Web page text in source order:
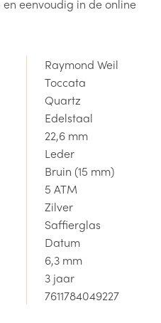
eenvoudig in de online
in de nieuwe winkel te
zaken helpt
Dimitri je altijd graag
Raymond Weil Dealer
garantie van
Raymond Weil
Toccata
Quartz
Edelstaal
22,6 mm
Leder
Bruin (15 mm)
5 ATM
Zilver
Saffierglas
Datum
6,3 mm
3 jaar
7611784049227